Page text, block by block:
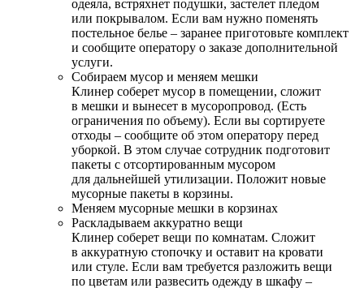
одеяла, встряхнет подушки, застелет пледом
или покрывалом. Если вам нужно поменять
постельное белье – заранее приготовьте комплект
и сообщите оператору о заказе дополнительной
услуги.
Собираем мусор и меняем мешки
Клинер соберет мусор в помещении, сложит
в мешки и вынесет в мусоропровод. (Есть
ограничения по объему). Если вы сортируете
отходы – сообщите об этом оператору перед
уборкой. В этом случае сотрудник подготовит
пакеты с отсортированным мусором
для дальнейшей утилизации. Положит новые
мусорные пакеты в корзины.
Меняем мусорные мешки в корзинах
Раскладываем аккуратно вещи
Клинер соберет вещи по комнатам. Сложит
в аккуратную стопочку и оставит на кровати
или стуле. Если вам требуется разложить вещи
по цветам или развесить одежду в шкафу –